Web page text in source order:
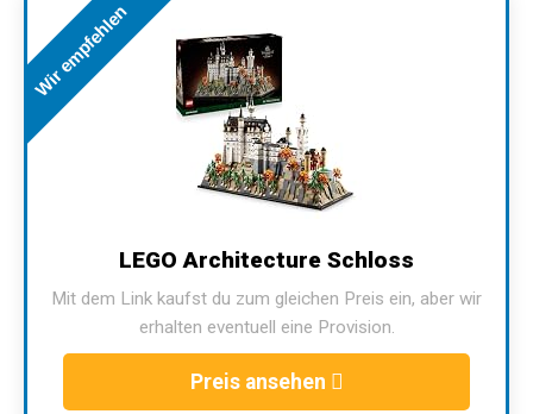
Wir empfehlen
LEGO Architecture Schloss
Mit dem Link kaufst du zum gleichen Preis ein, aber wir
erhalten eventuell eine Provision.
Preis ansehen